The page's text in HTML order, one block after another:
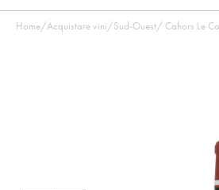
Home/Acquistare vini/Sud-Ouest/